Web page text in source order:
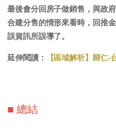
最後會分回房子做銷售，與政府
合建分售的情形來看時，回推
誤資訊所誤導了。
延伸閱讀： 【區域解析】歸仁-
■ 總結